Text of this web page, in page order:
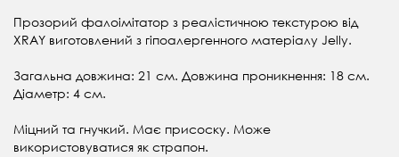
Прозорий фалоімітатор з реалістичною текстурою від
XRAY виготовлений з гіпоалергенного матеріалу Jelly.
Загальна довжина: 21 см. Довжина проникнення: 18 см.
Діаметр: 4 см.
Міцний та гнучкий. Має присоску. Може
використовуватися як страпон.